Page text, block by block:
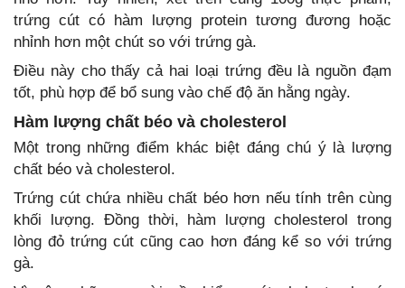
trứng cút có hàm lượng protein tương đương hoặc
nhỉnh hơn một chút so với trứng gà.
Điều này cho thấy cả hai loại trứng đều là nguồn đạm
tốt, phù hợp để bổ sung vào chế độ ăn hằng ngày.
Hàm lượng chất béo và cholesterol
Một trong những điểm khác biệt đáng chú ý là lượng
chất béo và cholesterol.
Trứng cút chứa nhiều chất béo hơn nếu tính trên cùng
khối lượng. Đồng thời, hàm lượng cholesterol trong
lòng đỏ trứng cút cũng cao hơn đáng kể so với trứng
gà.